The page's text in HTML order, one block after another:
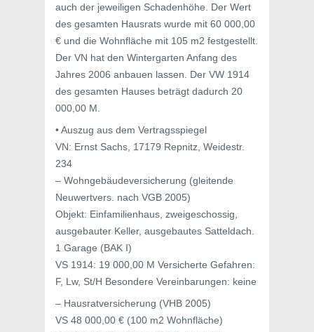
auch der jeweiligen Schadenhöhe. Der Wert
des gesamten Hausrats wurde mit 60 000,00
€ und die Wohnfläche mit 105 m2 festgestellt.
Der VN hat den Wintergarten Anfang des
Jahres 2006 anbauen lassen. Der VW 1914
des gesamten Hauses beträgt dadurch 20
000,00 M.
• Auszug aus dem Vertragsspiegel
VN: Ernst Sachs, 17179 Repnitz, Weidestr.
234
– Wohngebäudeversicherung (gleitende
Neuwertvers. nach VGB 2005)
Objekt: Einfamilienhaus, zweigeschossig,
ausgebauter Keller, ausgebautes Satteldach.
1 Garage (BAK I)
VS 1914: 19 000,00 M Versicherte Gefahren:
F, Lw, St/H Besondere Vereinbarungen: keine
– Hausratversicherung (VHB 2005)
VS 48 000,00 € (100 m2 Wohnfläche)